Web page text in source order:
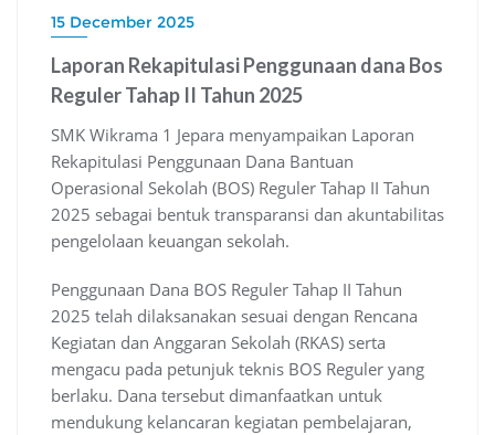
15 December 2025
Laporan Rekapitulasi Penggunaan dana Bos
Reguler Tahap II Tahun 2025
SMK Wikrama 1 Jepara menyampaikan Laporan
Rekapitulasi Penggunaan Dana Bantuan
Operasional Sekolah (BOS) Reguler Tahap II Tahun
2025 sebagai bentuk transparansi dan akuntabilitas
pengelolaan keuangan sekolah.
Penggunaan Dana BOS Reguler Tahap II Tahun
2025 telah dilaksanakan sesuai dengan Rencana
Kegiatan dan Anggaran Sekolah (RKAS) serta
mengacu pada petunjuk teknis BOS Reguler yang
berlaku. Dana tersebut dimanfaatkan untuk
mendukung kelancaran kegiatan pembelajaran,